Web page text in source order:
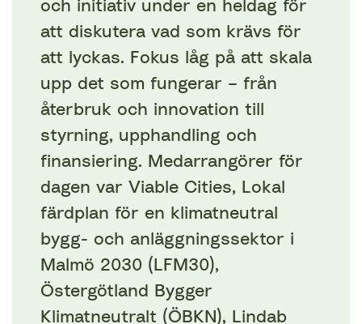
och initiativ under en heldag för
att diskutera vad som krävs för
att lyckas. Fokus låg på att skala
upp det som fungerar – från
återbruk och innovation till
styrning, upphandling och
finansiering. Medarrangörer för
dagen var Viable Cities, Lokal
färdplan för en klimatneutral
bygg- och anläggningssektor i
Malmö 2030 (LFM30),
Östergötland Bygger
Klimatneutralt (ÖBKN), Lindab